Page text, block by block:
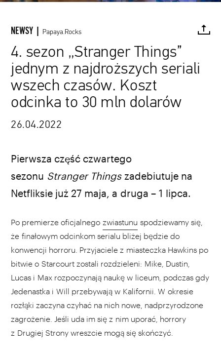
NEWSY | Papaya.Rocks
4. sezon „Stranger Things”
jednym z najdroższych seriali
wszech czasów. Koszt
odcinka to 30 mln dolarów
26.04.2022
FACEBOOK TWITTER PINTEREST
Pierwsza część czwartego
sezonu Stranger Things zadebiutuje na
Netfliksie już 27 maja, a druga – 1 lipca.
Po premierze oficjalnego zwiastunu spodziewamy się,
że finałowym odcinkom serialu bliżej będzie do
konwencji horroru. Przyjaciele z miasteczka Hawkins po
bitwie o Starcourt zostali rozdzieleni: Mike, Dustin,
Lucas i Max rozpoczynają naukę w liceum, podczas gdy
Jedenastka i Will przebywają w Kalifornii. W okresie
rozłąki zaczyna czyhać na nich nowe, nadprzyrodzone
zagrożenie. Jeśli uda im się z nim uporać, horrory
z Drugiej Strony wreszcie mogą się skończyć.